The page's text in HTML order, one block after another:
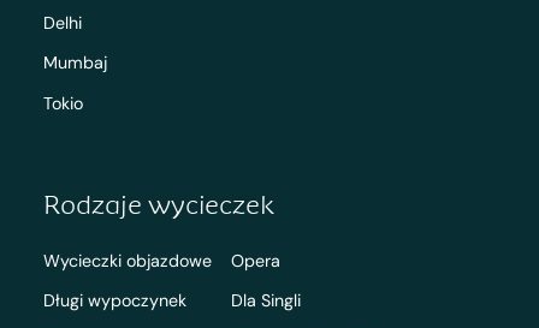
Delhi
Mumbaj
Tokio
Rodzaje wycieczek
Wycieczki objazdowe
Długi wypoczynek
Opera
Dla Singli